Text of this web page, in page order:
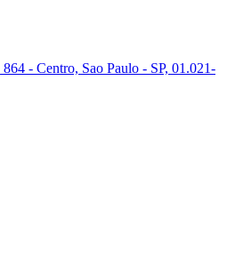
- Centro, Sao Paulo - SP, 01.021-